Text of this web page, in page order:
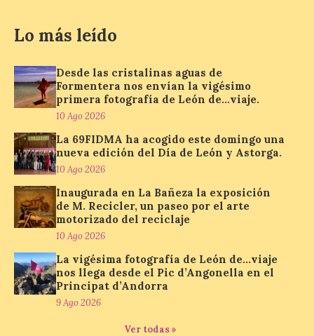
10 Ago 2026
La Térmica Cultural
albergará hasta el 10 de
enero de 2027 la muestra
‘Eduardo Chillida. Pensar
con las manos’, formada
por 125 piezas de una de las figuras
esenciales del arte contemporáneo.
Hierro, vacío y memoria industrial
marcan esta exposición […]
Protección Civil activa la
fase de Preemergencia en
Situación Operativa 1 del
Plan Estatal General de
Emergencias ante los
riesgos potenciales
asociados al eclipse
Lo más leído
Desde las cristalinas aguas de
Formentera nos envían la vigésimo
primera fotografía de León de…viaje.
10 Ago 2026
La 69FIDMA ha acogido este domingo una
nueva edición del Día de León y Astorga.
10 Ago 2026
Inaugurada en La Bañeza la exposición
de M. Recicler, un paseo por el arte
motorizado del reciclaje
10 Ago 2026
La vigésima fotografía de León de…viaje
nos llega desde el Pic d’Angonella en el
Principat d’Andorra
9 Ago 2026
Ver todas »